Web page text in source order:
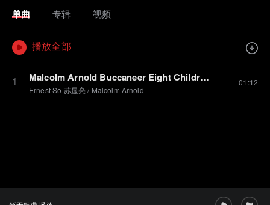
单曲 专辑 视频
播放全部
1 Malcolm Arnold Buccaneer Eight Children's PIeces Op. 36 (Grade 6 C2)
Ernest So 苏显亮/ Malcolm Arnold
01:12